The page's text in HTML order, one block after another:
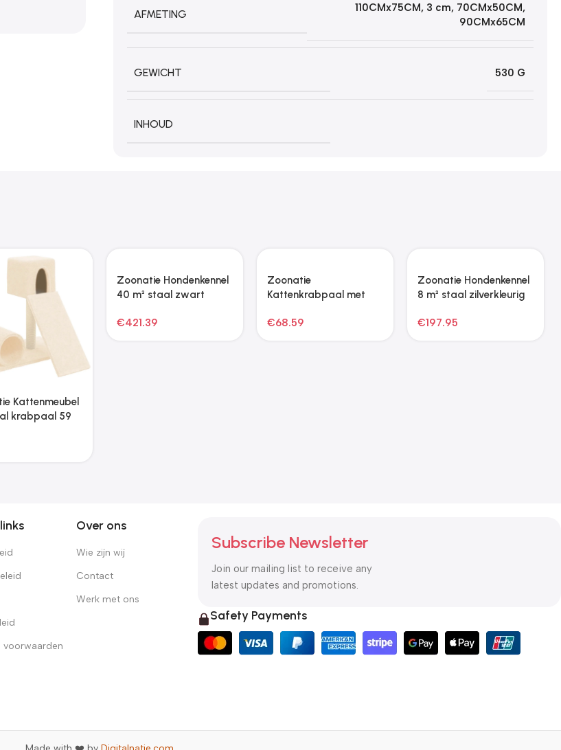
AFMETING
110CMx75CM, 3 cm, 70CMx50CM,
90CMx65CM
GEWICHT 530 G
INHOUD
Hondenren
60×80
voorwaarden
Over ons
Wie zijn wij
Contact
Werk met ons
Subscribe Newsletter
Join our mailing list to receive any
latest updates and promotions.
Safety Payments